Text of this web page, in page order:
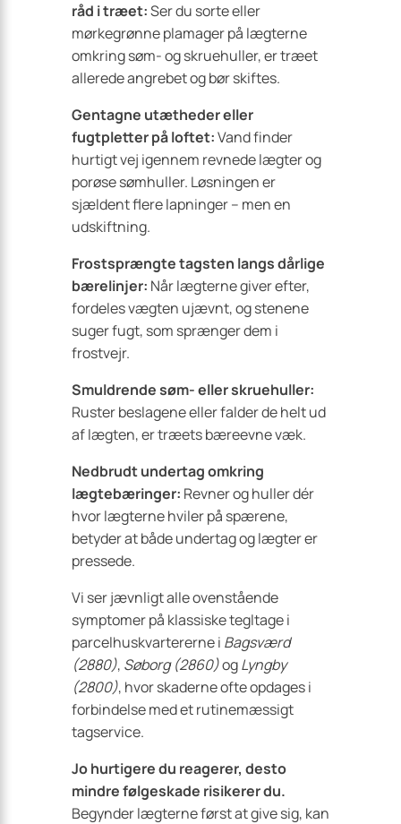
råd i træet:Ser du sorte eller
mørkegrønne plamager på lægterne
omkring søm- og skruehuller, er træet
allerede angrebet og bør skiftes.
Gentagne utætheder eller
fugtpletter på loftet:Vand finder
hurtigt vej igennem revnede lægter og
porøse sømhuller. Løsningen er
sjældent flere lapninger – men en
udskiftning.
Frostsprængte tagsten langs dårlige
bærelinjer: Når lægterne giver efter,
fordeles vægten ujævnt, og stenene
suger fugt, som sprænger dem i
frostvejr.
Smuldrende søm- eller skruehuller:
Ruster beslagene eller falder de helt ud
af lægten, er træets bæreevne væk.
Nedbrudt undertag omkring
lægtebæringer: Revner og huller dér
hvor lægterne hviler på spærene,
betyder at både undertag og lægter er
pressede.
Vi ser jævnligt alle ovenstående
symptomer på klassiske tegltage i
parcelhuskvartererne i Bagsværd
(2880), Søborg (2860)ogLyngby
(2800), hvor skaderne ofte opdages i
forbindelse med et rutinemæssigt
tagservice.
Jo hurtigere du reagerer, desto
mindre følgeskade risikerer du.
Begynder lægterne først at give sig, kan